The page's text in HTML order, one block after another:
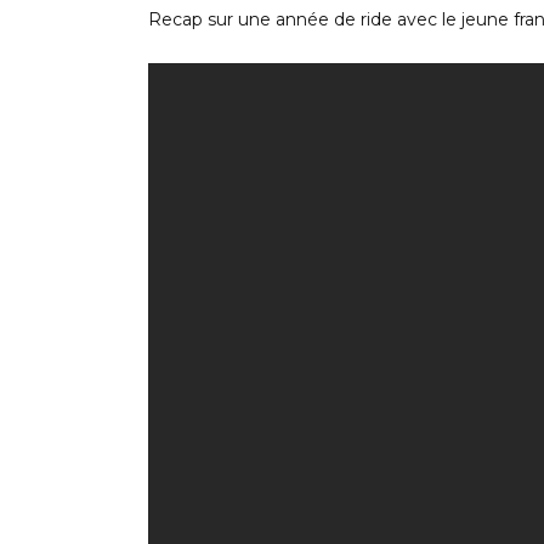
Recap sur une année de ride avec le jeune